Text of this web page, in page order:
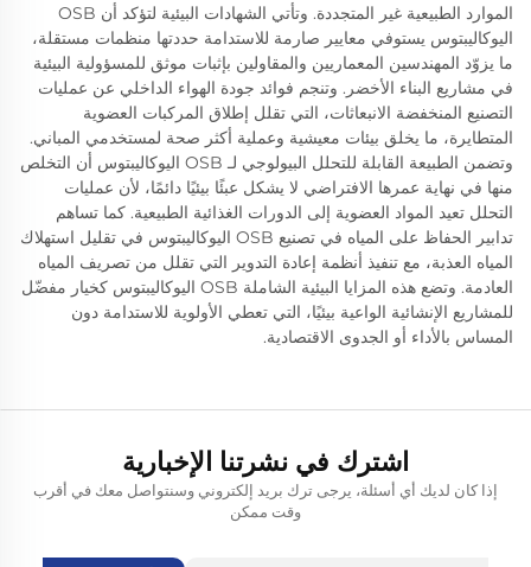
الموارد الطبيعية غير المتجددة. وتأتي الشهادات البيئية لتؤكد أن OSB
اليوكاليبتوس يستوفي معايير صارمة للاستدامة حددتها منظمات مستقلة،
ما يزوّد المهندسين المعماريين والمقاولين بإثبات موثق للمسؤولية البيئية
في مشاريع البناء الأخضر. وتنجم فوائد جودة الهواء الداخلي عن عمليات
التصنيع المنخفضة الانبعاثات، التي تقلل إطلاق المركبات العضوية
المتطايرة، ما يخلق بيئات معيشية وعملية أكثر صحة لمستخدمي المباني.
وتضمن الطبيعة القابلة للتحلل البيولوجي لـ OSB اليوكاليبتوس أن التخلص
منها في نهاية عمرها الافتراضي لا يشكل عبئًا بيئيًا دائمًا، لأن عمليات
التحلل تعيد المواد العضوية إلى الدورات الغذائية الطبيعية. كما تساهم
تدابير الحفاظ على المياه في تصنيع OSB اليوكاليبتوس في تقليل استهلاك
المياه العذبة، مع تنفيذ أنظمة إعادة التدوير التي تقلل من تصريف المياه
العادمة. وتضع هذه المزايا البيئية الشاملة OSB اليوكاليبتوس كخيار مفضّل
للمشاريع الإنشائية الواعية بيئيًا، التي تعطي الأولوية للاستدامة دون
المساس بالأداء أو الجدوى الاقتصادية.
اشترك في نشرتنا الإخبارية
إذا كان لديك أي أسئلة، يرجى ترك بريد إلكتروني وسنتواصل معك في أقرب
وقت ممكن